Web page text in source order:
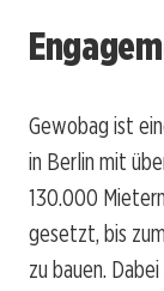
Gewobag ist
in Berlin mit
130.000
gesetzt, bis
zu bauen.